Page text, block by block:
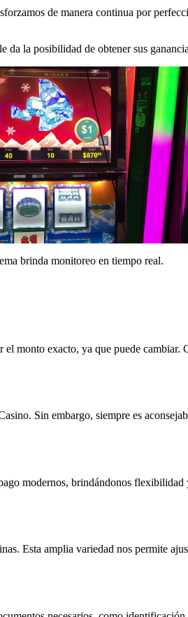
de manera continua por
la posibilidad de obtener sus
brinda monitoreo en tiempo real.
exacto, ya que puede cambiar.
Sin embargo, siempre es
modernos, brindándonos
Esta amplia variedad nos permite